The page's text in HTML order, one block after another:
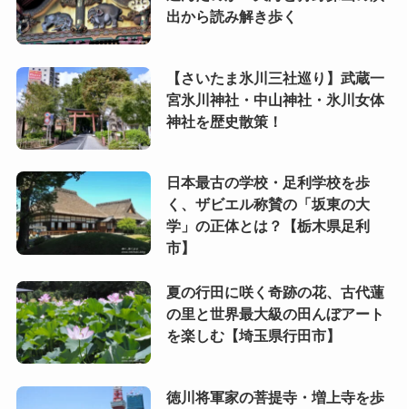
出から読み解き歩く
【さいたま氷川三社巡り】武蔵一
宮氷川神社・中山神社・氷川女体
神社を歴史散策！
日本最古の学校・足利学校を歩
く、ザビエル称賛の「坂東の大
学」の正体とは？【栃木県足利
市】
夏の行田に咲く奇跡の花、古代蓮
の里と世界最大級の田んぼアート
を楽しむ【埼玉県行田市】
徳川将軍家の菩提寺・増上寺を歩